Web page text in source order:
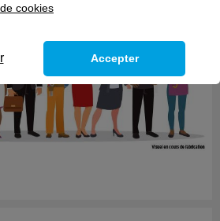
cookies
Accepter